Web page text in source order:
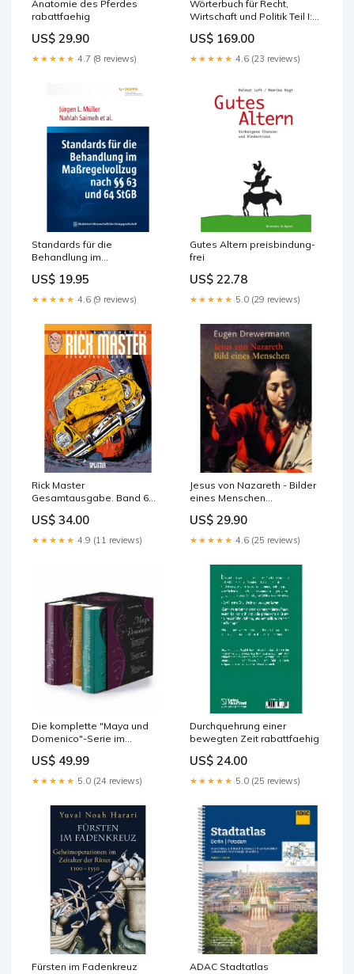
Anatomie des Pferdes
rabattfaehig
US$ 29.90
★★★★★ 4.7 (8 reviews)
Wörterbuch für Recht,
Wirtschaft und Politik Teil I:
rabattfaehig
US$ 169.00
★★★★★ 4.6 (23 reviews)
Standards für die
Behandlung im
und 64 StGB rabattfaehig
US$ 19.95
★★★★★ 4.6 (9 reviews)
Gutes Altern preisbindung-
frei
US$ 22.78
★★★★★ 5.0 (29 reviews)
Rick Master
Gesamtausgabe. Band 6
US$ 34.00
★★★★★ 4.9 (11 reviews)
Jesus von Nazareth - Bilder
eines Menschen
US$ 29.90
★★★★★ 4.6 (25 reviews)
Die komplette "Maya und
Domenico"-Serie im
rabattfaehig
US$ 49.99
★★★★★ 5.0 (24 reviews)
Durchquehrung einer
bewegten Zeit rabattfaehig
US$ 24.00
★★★★★ 5.0 (25 reviews)
Fürsten im Fadenkreuz
ADAC Stadtatlas